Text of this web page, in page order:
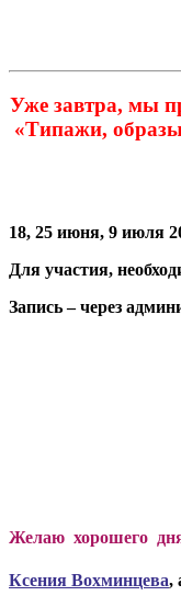
Уже завтра, мы
«Типажи,
18, 25 июня, 9 июля
Для участия,
Запись – через
Желаю хорошего
Ксения Вохминцева,